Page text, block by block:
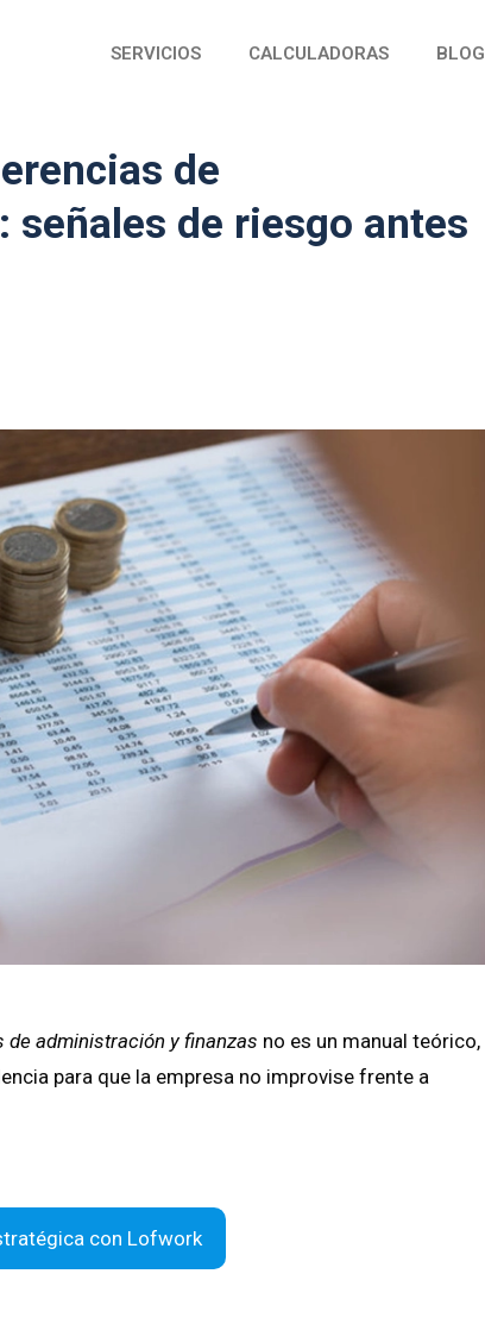
SERVICIOS CALCULADORAS BLOG
de
de riesgo antes
administración y finanzas no es un manual teórico,
para que la empresa no improvise frente a
con Lofwork